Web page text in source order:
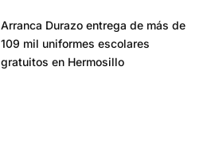
Arranca Durazo entrega de más de
109 mil uniformes escolares
gratuitos en Hermosillo